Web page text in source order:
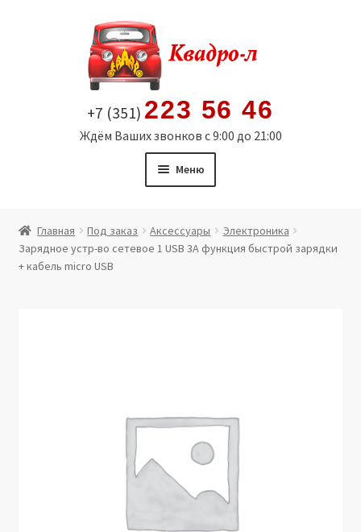
содержимому
+7 (351) 223 56 46
Ждём Ваших звонков с 9:00 до 21:00
Меню
Витрина
Главная Под заказ Аксессуары
Электроника
Зарядное устр-во сетевое 1 USB 3A функция быстрой зарядки
+ кабель micro USB